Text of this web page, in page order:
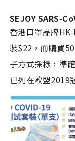
SEJOY SARS-
香港口罩品牌
裝$22，而購買
子方式採樣，準
已列在歐盟2019